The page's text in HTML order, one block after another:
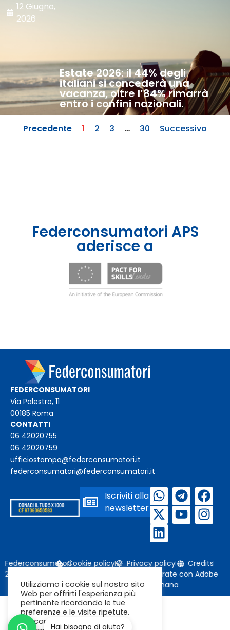
12 Giugno,
2026
Estate 2026: il 44% degli
italiani si concederà una
vacanza, oltre l’84% rimarrà
entro i confini nazionali.
Precedente 1 2 3 … 30 Successivo
Federconsumatori APS
aderisce a
FEDERCONSUMATORI
Via Palestro, 11
00185 Roma
CONTATTI
06 42020755
06 42020759
ufficiostampa@federconsumatori.it
federconsumatori@federconsumatori.it
Iscriviti alla
newsletter
Federconsumatori
2026
Cookie policy Privacy policy
Credits
Immagini da Freepik o generate con Adobe
Firefly / Nano Banana
Utilizziamo i cookie sul nostro sito
Web per offrirti l'esperienza più
pertinente ricordando le tue
preferenze e le visite ripetute.
Cliccando su "Accetta"